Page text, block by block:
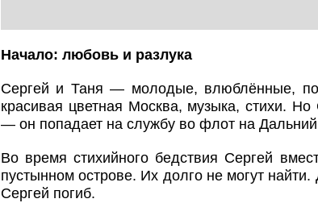
Начало: любовь и разлука
Сергей и Таня — молодые, влюблённые,
красивая цветная Москва, музыка, стихи.
— он попадает на службу во флот на Дальний
Во время стихийного бедствия Сергей
пустынном острове. Их долго не могут
Сергей погиб.